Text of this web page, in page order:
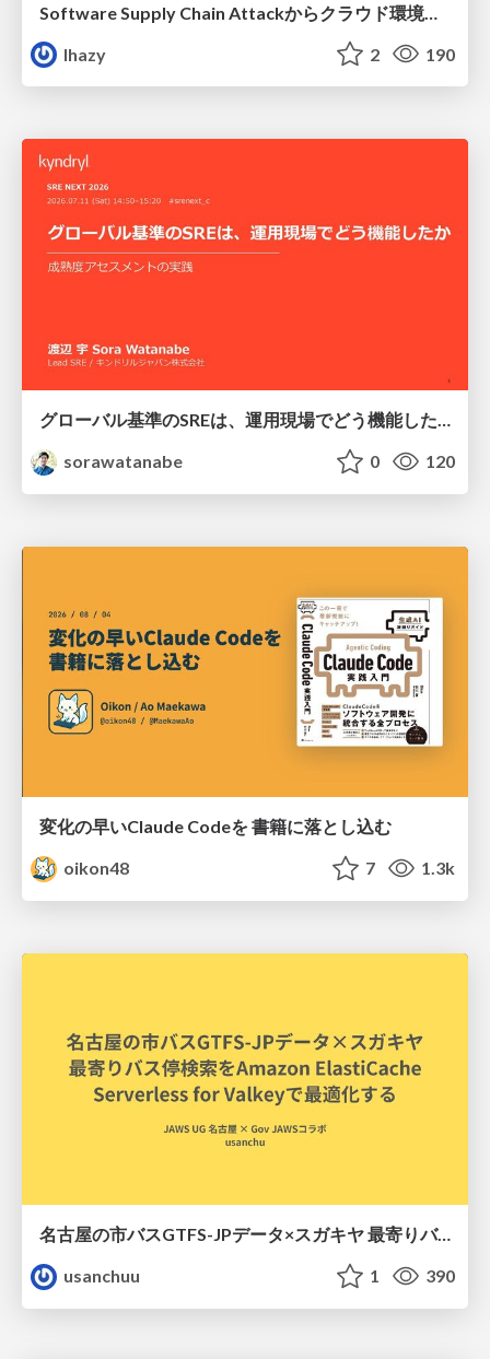
lhazy
2 190
グローバル基準のSREは、運用現場でどう機能したか：成熟度アセスメントの実践 ／ SRE NEXT 2026
sorawatanabe
0 120
変化の早いClaude Codeを 書籍に落とし込む
oikon48
7 1.3k
名古屋の市バスGTFS-JPデータ×スガキヤ 最寄りバス停検索をAmazon ElastiCache Serverless for Valkeyで最適化する
usanchuu
1 390